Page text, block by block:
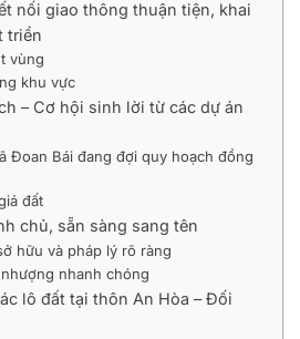
nối giao thông thuận tiện, khai
triển
vùng
khu vực
– Cơ hội sinh lời từ các dự án
Đoan Bái đang đợi quy hoạch đồng
đất
chủ, sẵn sàng sang tên
hữu và pháp lý rõ ràng
nhanh chóng
lô đất tại thôn An Hòa – Đối